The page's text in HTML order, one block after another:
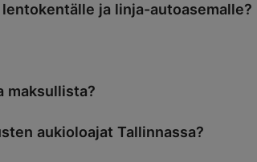
ja linja-autoasemalle?
maksullista?
aukioloajat Tallinnassa?